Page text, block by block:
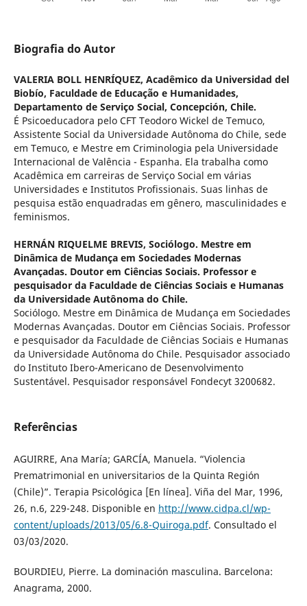
Biografia do Autor
VALERIA BOLL HENRÍQUEZ, Acadêmico da Universidad del
Biobío, Faculdade de Educação e Humanidades,
Departamento de Serviço Social, Concepción, Chile.
É Psicoeducadora pelo CFT Teodoro Wickel de Temuco,
Assistente Social da Universidade Autônoma do Chile, sede
em Temuco, e Mestre em Criminologia pela Universidade
Internacional de Valência - Espanha. Ela trabalha como
Acadêmica em carreiras de Serviço Social em várias
Universidades e Institutos Profissionais. Suas linhas de
pesquisa estão enquadradas em gênero, masculinidades e
feminismos.
HERNÁN RIQUELME BREVIS, Sociólogo. Mestre em
Dinâmica de Mudança em Sociedades Modernas
Avançadas. Doutor em Ciências Sociais. Professor e
pesquisador da Faculdade de Ciências Sociais e Humanas
da Universidade Autônoma do Chile.
Sociólogo. Mestre em Dinâmica de Mudança em Sociedades
Modernas Avançadas. Doutor em Ciências Sociais. Professor
e pesquisador da Faculdade de Ciências Sociais e Humanas
da Universidade Autônoma do Chile. Pesquisador associado
do Instituto Ibero-Americano de Desenvolvimento
Sustentável. Pesquisador responsável Fondecyt 3200682.
Referências
AGUIRRE, Ana María; GARCÍA, Manuela. “Violencia
Prematrimonial en universitarios de la Quinta Región
(Chile)”. Terapia Psicológica [En línea]. Viña del Mar, 1996,
26, n.6, 229-248. Disponible en http://www.cidpa.cl/wp-
content/uploads/2013/05/6.8-Quiroga.pdf. Consultado el
03/03/2020.
BOURDIEU, Pierre. La dominación masculina. Barcelona:
Anagrama, 2000.